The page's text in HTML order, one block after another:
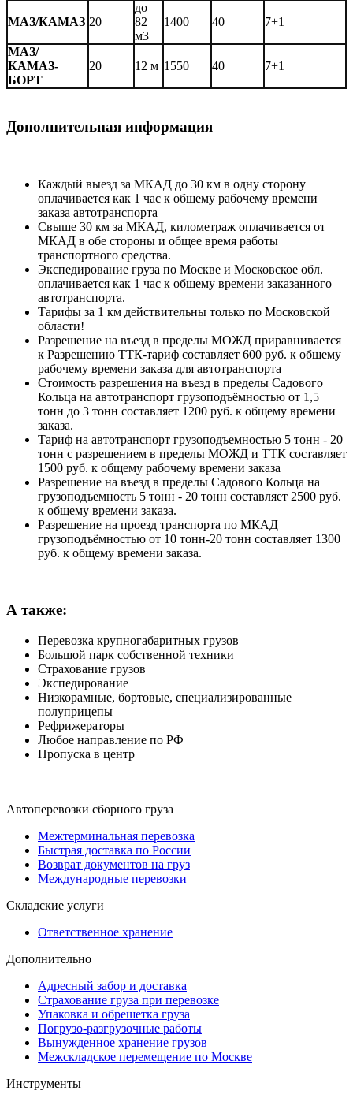
МАЗ/КАМАЗ 20
до
82
м3
1400 40 7+1
МАЗ/
КАМАЗ-
БОРТ
20 12 м 1550 40 7+1
Дополнительная информация
Каждый выезд за МКАД до 30 км в одну сторону
оплачивается как 1 час к общему рабочему времени
заказа автотранспорта
Свыше 30 км за МКАД, километраж оплачивается от
МКАД в обе стороны и общее время работы
транспортного средства.
Экспедирование груза по Москве и Московское обл.
оплачивается как 1 час к общему времени заказанного
автотранспорта.
Тарифы за 1 км действительны только по Московской
области!
Разрешение на въезд в пределы МОЖД приравнивается
к Разрешению ТТК-тариф составляет 600 руб. к общему
рабочему времени заказа для автотранспорта
Стоимость разрешения на въезд в пределы Садового
Кольца на автотранспорт грузоподъёмностью от 1,5
тонн до 3 тонн составляет 1200 руб. к общему времени
заказа.
Тариф на автотранспорт грузоподъемностью 5 тонн - 20
тонн с разрешением в пределы МОЖД и ТТК составляет
1500 руб. к общему рабочему времени заказа
Разрешение на въезд в пределы Садового Кольца на
грузоподъемность 5 тонн - 20 тонн составляет 2500 руб.
к общему времени заказа.
Разрешение на проезд транспорта по МКАД
грузоподъёмностью от 10 тонн-20 тонн составляет 1300
руб. к общему времени заказа.
А также:
Перевозка крупногабаритных грузов
Большой парк собственной техники
Страхование грузов
Экспедирование
Низкорамные, бортовые, специализированные
полуприцепы
Рефрижераторы
Любое направление по РФ
Пропуска в центр
Автоперевозки сборного груза
Межтерминальная перевозка
Быстрая доставка по России
Возврат документов на груз
Международные перевозки
Складские услуги
Ответственное хранение
Дополнительно
Адресный забор и доставка
Страхование груза при перевозке
Упаковка и обрешетка груза
Погрузо-разгрузочные работы
Вынужденное хранение грузов
Межскладское перемещение по Москве
Инструменты